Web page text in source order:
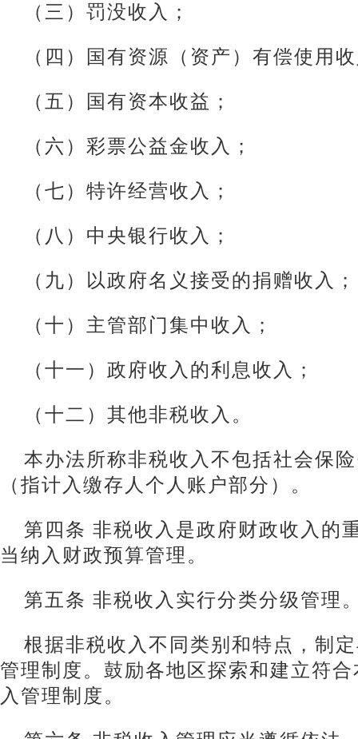
（三）罚没收入；
（四）国有资源（资产）有偿使用
（五）国有资本收益；
（六）彩票公益金收入；
（七）特许经营收入；
（八）中央银行收入；
（九）以政府名义接受的捐赠收入；
（十）主管部门集中收入；
（十一）政府收入的利息收入；
（十二）其他非税收入。
本办法所称非税收入不包括社会保
（指计入缴存人个人账户部分）。
第四条 非税收入是政府财政收入的
当纳入财政预算管理。
第五条 非税收入实行分类分级管理
根据非税收入不同类别和特点，制
管理制度。鼓励各地区探索和建立符
入管理制度。